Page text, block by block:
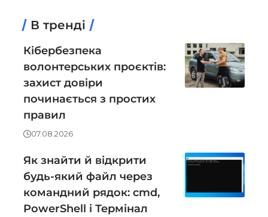
В тренді
Кібербезпека
волонтерських проєктів:
захист довіри
починається з простих
правил
07.08.2026
Як знайти й відкрити
будь-який файл через
командний рядок: cmd,
PowerShell і Термінал